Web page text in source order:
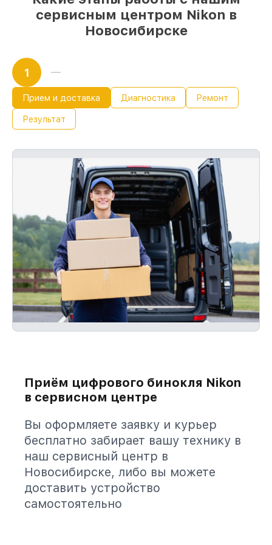
сервисным центром Nikon в
Новосибирске
1
Прием и доставка Диагностика Ремонт
Результат
Приём цифрового бинокля Nikon
в сервисном центре
Вы оформляете заявку и курьер
бесплатно забирает вашу технику в
наш сервисный центр в
Новосибирске, либо вы можете
доставить устройство
самостоятельно